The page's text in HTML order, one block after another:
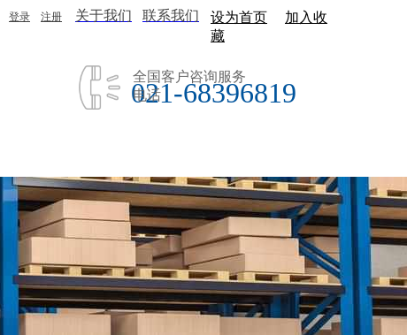
设为首页
加入收
藏
登录 注册 联系我们
关于我们
全国客户咨询服务
电话
021-68396819